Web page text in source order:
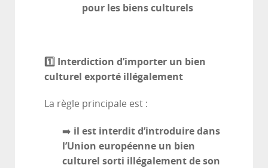
pour les biens culturels
1️ ⃣ Interdiction d’importer un bien
culturel exporté illégalement
La règle principale est :
➡️ il est interdit d’introduire dans
l’Union européenne un bien
culturel sorti illégalement de son